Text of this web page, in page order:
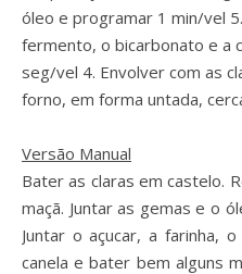
óleo e programar 1 min/vel 5.
fermento, o bicarbonato e a
seg/vel 4. Envolver com as
forno, em forma untada,
Versão Manual
Bater as claras em castelo.
maçã. Juntar as gemas e o
Juntar o açucar, a farinha,
canela e bater bem alguns